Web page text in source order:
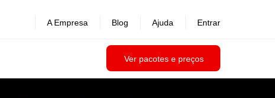
Ver pacotes e preços
A Empresa Blog Ajuda Entrar